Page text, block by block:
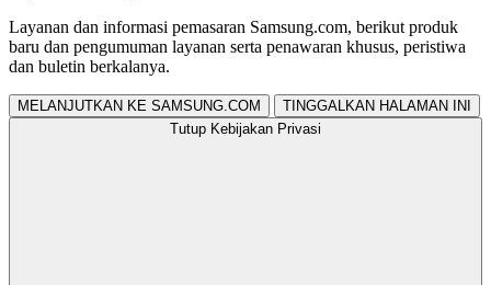
Layanan dan informasi pemasaran Samsung.com, berikut produk
baru dan pengumuman layanan serta penawaran khusus, peristiwa
dan buletin berkalanya.
MELANJUTKAN KE SAMSUNG.COM
TINGGALKAN HALAMAN INI
Tutup Kebijakan Privasi